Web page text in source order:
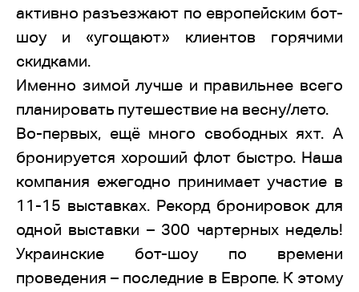
активно разъезжают по европейским бот-
шоу и «угощают» клиентов горячими
скидками.
Именно зимой лучше и правильнее всего
планировать путешествие на весну/лето.
Во-первых, ещё много свободных яхт. А
бронируется хороший флот быстро. Наша
компания ежегодно принимает участие в
11-15 выставках. Рекорд бронировок для
одной выставки – 300 чартерных недель!
Украинские бот-шоу по времени
проведения – последние в Европе. К этому